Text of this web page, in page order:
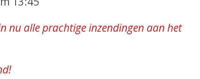
nu alle prachtige inzendingen aan het